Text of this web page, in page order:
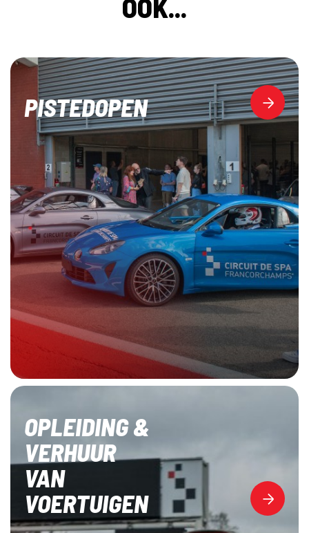
OOK...
PISTEDOPEN
OPLEIDING &
VERHUUR
VAN
VOERTUIGEN